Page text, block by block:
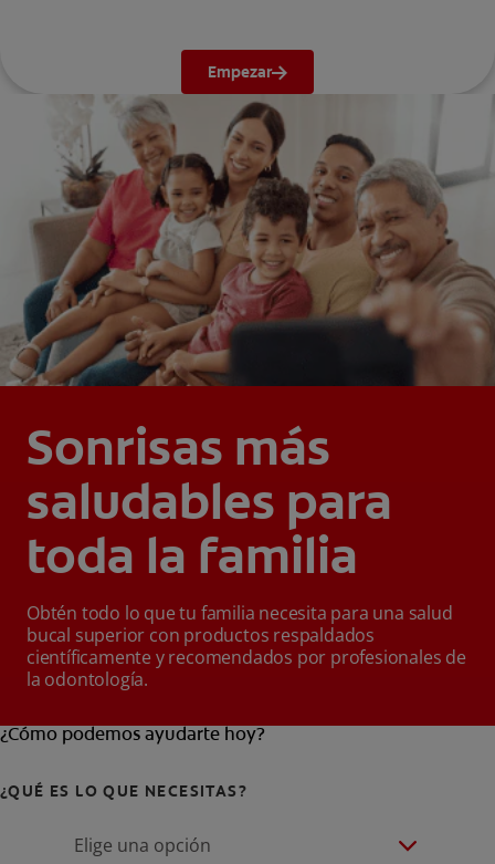
Empezar
Sonrisas más
saludables para
toda la familia
Obtén todo lo que tu familia necesita para una salud
bucal superior con productos respaldados
científicamente y recomendados por profesionales de
la odontología.
¿Cómo podemos ayudarte hoy?
¿QUÉ ES LO QUE NECESITAS?
Elige una opción